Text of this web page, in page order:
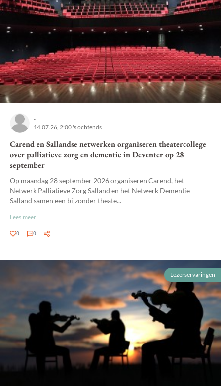
-
14.07.26, 2:00 's ochtends
Carend en Sallandse netwerken organiseren theatercollege
over palliatieve zorg en dementie in Deventer op 28
september
Op maandag 28 september 2026 organiseren Carend, het
Netwerk Palliatieve Zorg Salland en het Netwerk Dementie
Salland samen een bijzonder theate...
Lees meer
0 0
Lezerservaringen